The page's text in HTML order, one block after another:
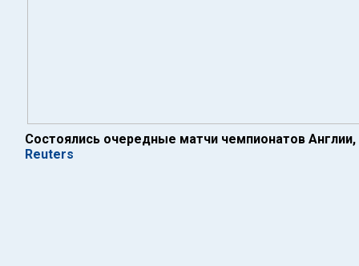
Состоялись очередные матчи чемпионатов Англии,
Reuters